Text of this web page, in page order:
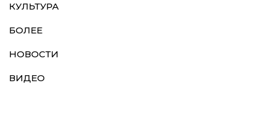
КУЛЬТУРА
БОЛЕЕ
НОВОСТИ
ВИДЕО